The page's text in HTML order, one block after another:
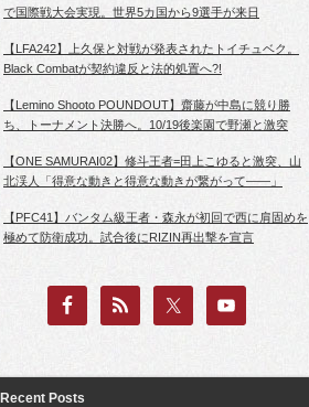
で国際戦大会実現。世界5カ国から9選手が来日
【LFA242】上久保と対戦が発表されたトイチュベク。
Black Combatが契約違反と法的処置へ?!
【Lemino Shooto POUNDOUT】齋藤が中島に競り勝
ち、トーナメント決勝へ。10/19後楽園で野瀬と激突
【ONE SAMURAI02】修斗王者=田上こゆると激突、山
北渓人「得意な動きと得意な動きが繋がって――」
【PFC41】バンタム級王者・森永が初回で西に肩固めを
極めて防衛成功。試合後にRIZIN再出撃を宣言
Recent Posts